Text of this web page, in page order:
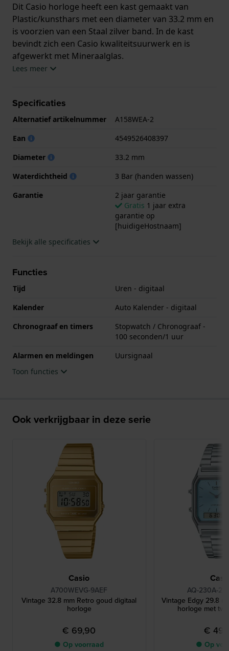
Dit Casio horloge heeft een kast gemaakt van
Plastic/kunsthars met een diameter van 33.2 mm en
is voorzien van een Staal zilver band. In de kast
bevindt zich een Casio kwaliteitsuurwerk en is
afgewerkt met Mineraalglas.
geleverd met 2 jaar garantie.
Lees meer
Specificaties
Alternatief artikelnummer
A158WEA-2
Ean
4549526408397
Diameter
33.2 mm
Waterdichtheid
3 Bar (handen wassen)
Garantie
2 jaar garantie
Gratis 1 jaar extra
garantie op
[huidigeHostnaam]
Bekijk alle specificaties
Functies
Tijd
Uren - digitaal
Kalender
Auto Kalender - digitaal
Chronograaf en timers
Stopwatch / Chronograaf -
100 seconden/1 uur
Alarmen en meldingen
Uursignaal
Toon functies
Ook verkrijgbaar in deze serie
Casio
A700WEVG-9AEF
Vintage 32.8 mm Retro goud digitaal
horloge
€ 69,90
● Op voorraad
AQ-230A-
Vintage Edgy 29.8
horloge met
€
● Op